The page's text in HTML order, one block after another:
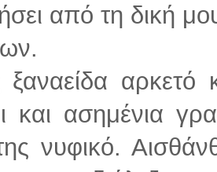
από τη δική
αρκετό
και ασημένια
νυφικό.